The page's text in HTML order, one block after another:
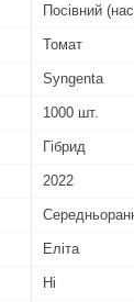
Посівний
Томат
Syngenta
1000 шт.
Гібрид
2022
Еліта
Ні